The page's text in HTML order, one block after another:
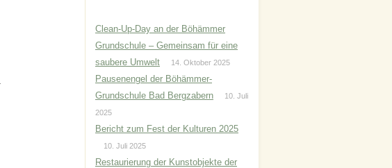
Clean-Up-Day an der Böhämmer
Grundschule – Gemeinsam für eine
saubere Umwelt
14. Oktober 2025
Pausenengel der Böhämmer-
Grundschule Bad Bergzabern
10. Juli
2025
Bericht zum Fest der Kulturen 2025
10. Juli 2025
Restaurierung der Kunstobjekte der